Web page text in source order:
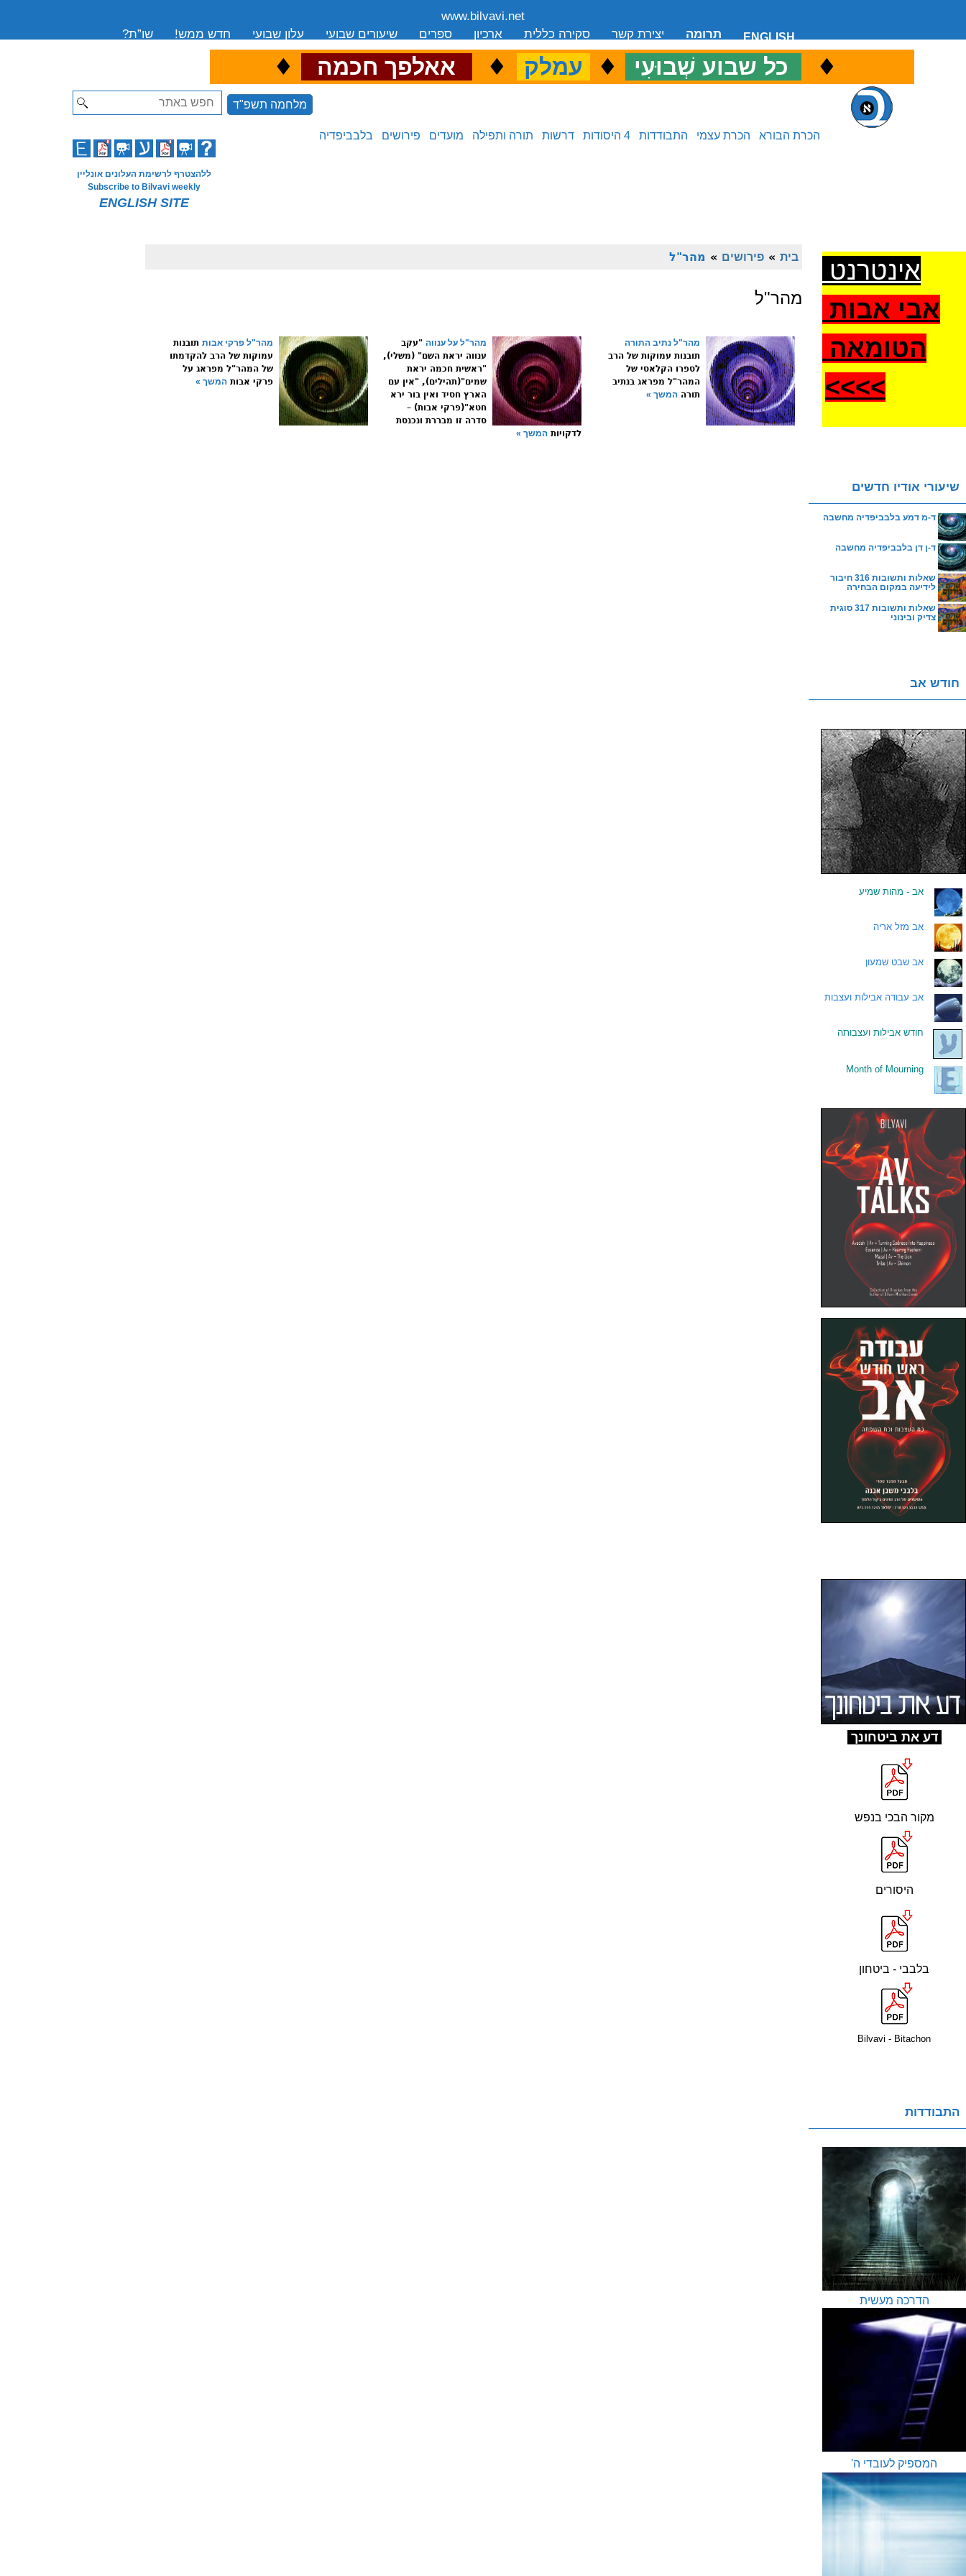
www.bilvavi.net
שו”ת?
חדש ממש! עלון שבועי שיעורים שבועי ספרים ארכיון סקירה כללית יצירת קשר תרומה ENGLISH
♦ כל שבוע שְׁבוּעִי ♦ עמלק ♦ אאלפך חכמה ♦
Search
מלחמה תשפ"ד
הכרת הבורא הכרת עצמי התבודדות 4 היסודות דרשות תורה ותפילה מועדים פירושים בלבביפדיה
ללהצטרף לרשימת העלונים אונליין
Subscribe to Bilvavi weekly
ENGLISH SITE
בית »פירושים » מהר"ל
מהר"ל
מהר"ל נתיב התורה
תובנות עמוקות של הרב
לספרו הקלאסי של
המהר"ל מפראג בנתיב
תורההמשך »
מהר"ל על ענווה "עקב
ענווה יראת השם" (משלי),
"ראשית חכמה יראת
שמים"(תהילים), "אין עם
הארץ חסיד ואין בור ירא
חטא"(פרקי אבות) –
סדרה זו מבררת ונכנסת
לדקויותהמשך »
מהר"ל פרקי אבות תובנות
עמוקות של הרב להקדמתו
של המהר"ל מפראג על
פרקי אבותהמשך »
אינטרנט
אבי אבות
הטומאה
>>>
>
שיעורי אודיו חדשים
ד-מ דמע בלבביפדיה מחשבה
ד-ן דן בלבביפדיה מחשבה
שאלות ותשובות 316 חיבור
לידיעה במקום הבחירה
שאלות ותשובות 317 סוגית
צדיק ובינוני
חודש אב
אב - מהות שמיע
אב מזל אריה
אב שבט שמעון
אב עבודה אבילות ועצבות
חודש אבילות ועצבותה
Month of Mourning
דע את ביטחונך
מקור הבכי בנפש
היסורים
בלבבי - ביטחון
Bilvavi - Bitachon
התבודדות
הדרכה מעשית
המספיק לעובדי ה'